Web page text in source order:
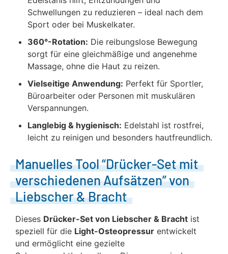
Schwellungen zu reduzieren – ideal nach dem
Sport oder bei Muskelkater.
360°-Rotation: Die reibungslose Bewegung
sorgt für eine gleichmäßige und angenehme
Massage, ohne die Haut zu reizen.
Vielseitige Anwendung: Perfekt für Sportler,
Büroarbeiter oder Personen mit muskulären
Verspannungen.
Langlebig & hygienisch: Edelstahl ist rostfrei,
leicht zu reinigen und besonders hautfreundlich.
Manuelles Tool “Drücker-Set mit
verschiedenen Aufsätzen” von
Liebscher & Bracht
Dieses Drücker-Set von Liebscher & Bracht ist
speziell für die Light-Osteopressur entwickelt
und ermöglicht eine gezielte